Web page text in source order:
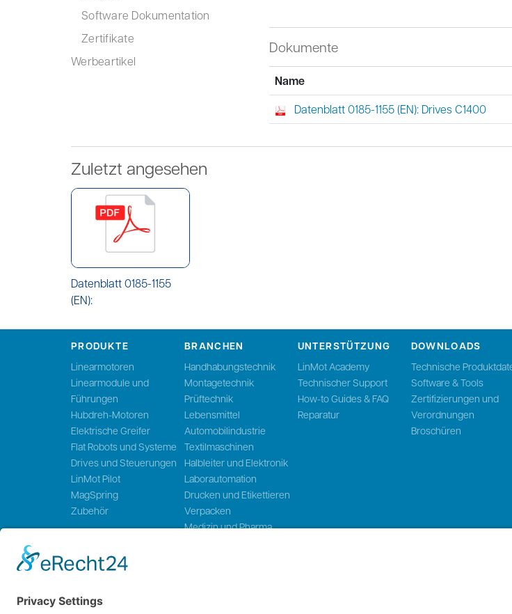
Software Dokumentation
Zertifikate
Werbeartikel
Dokumente
Name
Datenblatt 0185-1155 (EN): Drives C1400
Zuletzt angesehen
Datenblatt 0185-1155
(EN):
PRODUKTE
Linearmotoren
Linearmodule und
Führungen
Hubdreh-Motoren
Elektrische Greifer
Flat Robots und Systeme
Drives und Steuerungen
LinMot Pilot
MagSpring
Zubehör
BRANCHEN
Handhabungstechnik
Montagetechnik
Prüftechnik
Lebensmittel
Automobilindustrie
Textilmaschinen
Halbleiter und Elektronik
Laborautomation
Drucken und Etikettieren
Verpacken
Medizin und Pharma
UNTERSTÜTZUNG
LinMot Academy
Technischer Support
How-to Guides & FAQ
Reparatur
DOWNLOADS
Technische
Software & Tools
Zertifizierungen und
Verordnungen
Broschüren